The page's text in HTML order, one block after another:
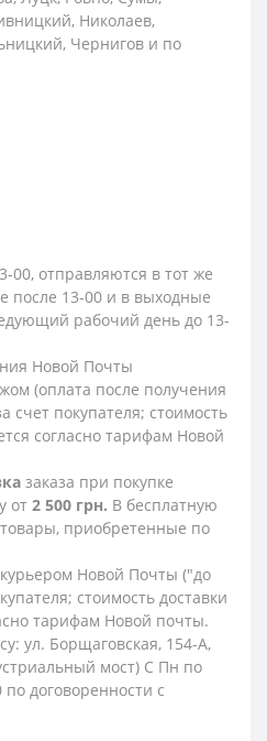
Николаев,
Чернигов и по
00, отправляются в тот же
после 13-00 и в выходные
рабочий день до 13-
Новой Почты
(оплата после получения
счет покупателя; стоимость
согласно тарифам Новой
заказа при покупке
от 2 500 грн. В бесплатную
товары, приобретенные по
Новой Почты ("до
стоимость доставки
тарифам Новой почты.
ул. Борщаговская, 154-А,
мост) С Пн по
договоренности с